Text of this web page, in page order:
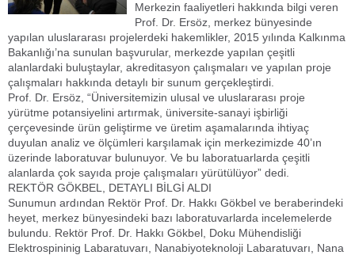
Merkezin faaliyetleri hakkında bilgi veren
Prof. Dr. Ersöz, merkez bünyesinde
yapılan uluslararası projelerdeki hakemlikler, 2015 yılında Kalkınma
Bakanlığı’na sunulan başvurular, merkezde yapılan çeşitli
alanlardaki buluştaylar, akreditasyon çalışmaları ve yapılan proje
çalışmaları hakkında detaylı bir sunum gerçekleştirdi.
Prof. Dr. Ersöz, “Üniversitemizin ulusal ve uluslararası proje
yürütme potansiyelini artırmak, üniversite-sanayi işbirliği
çerçevesinde ürün geliştirme ve üretim aşamalarında ihtiyaç
duyulan analiz ve ölçümleri karşılamak için merkezimizde 40’ın
üzerinde laboratuvar bulunuyor. Ve bu laboratuarlarda çeşitli
alanlarda çok sayıda proje çalışmaları yürütülüyor” dedi.
REKTÖR GÖKBEL, DETAYLI BİLGİ ALDI
Sunumun ardından Rektör Prof. Dr. Hakkı Gökbel ve beraberindeki
heyet, merkez bünyesindeki bazı laboratuvarlarda incelemelerde
bulundu. Rektör Prof. Dr. Hakkı Gökbel, Doku Mühendisliği
Elektrospininig Labaratuvarı, Nanabiyoteknoloji Labaratuvarı, Nana